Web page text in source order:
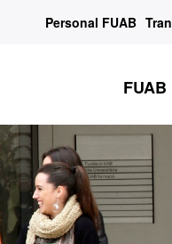
Personal FUAB
FUAB